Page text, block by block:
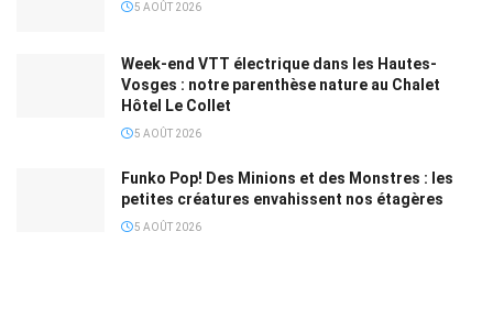
5 AOÛT 2026
Week-end VTT électrique dans les Hautes-
Vosges : notre parenthèse nature au Chalet
Hôtel Le Collet
5 AOÛT 2026
Funko Pop! Des Minions et des Monstres : les
petites créatures envahissent nos étagères
5 AOÛT 2026